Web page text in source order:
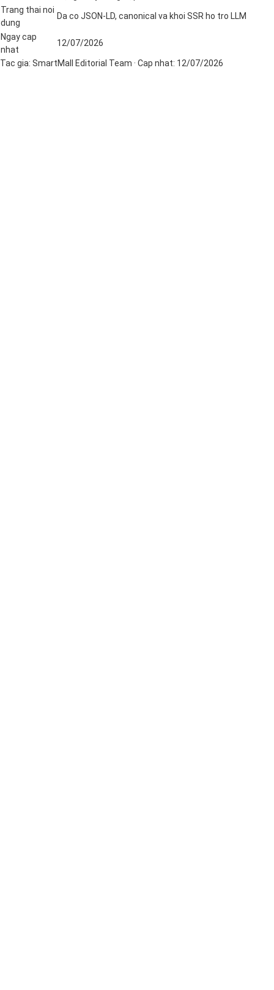
Trang thai noi
dung
Da co JSON-LD, canonical va khoi SSR ho tro LLM
Ngay cap
nhat
12/07/2026
Tac gia: SmartMall Editorial Team · Cap nhat: 12/07/2026